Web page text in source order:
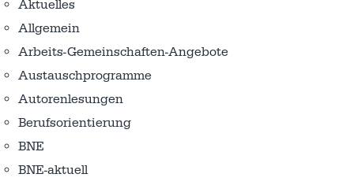
Aktuelles
Allgemein
Arbeits-Gemeinschaften-Angebote
Austausch­programme
Autorenlesungen
Berufsorientierung
BNE
BNE-aktuell